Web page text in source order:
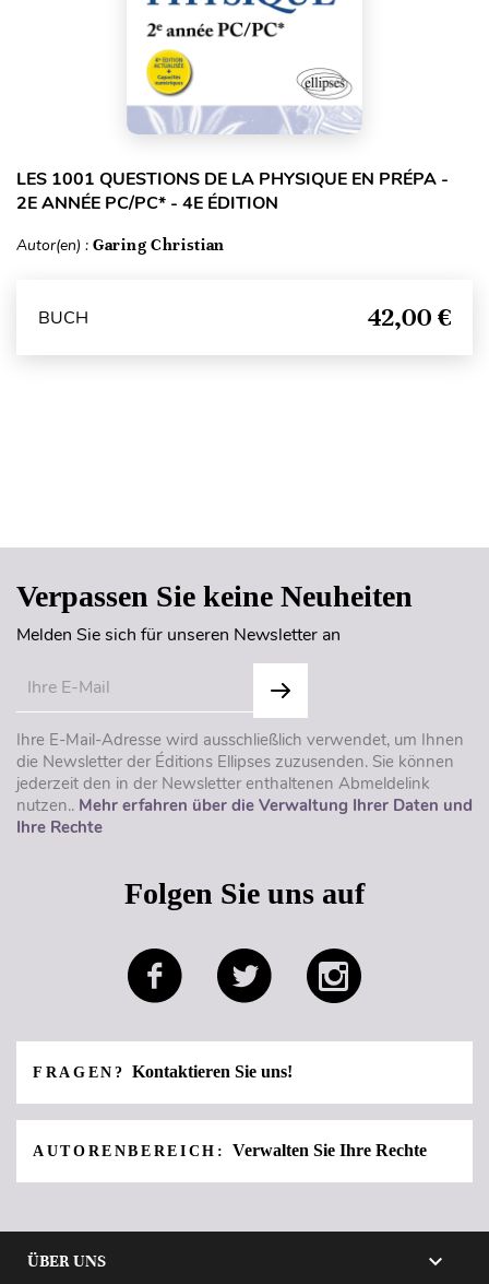
LES 1001 QUESTIONS DE LA PHYSIQUE EN PRÉPA -
2E ANNÉE PC/PC* - 4E ÉDITION
Autor(en) : Garing Christian
BUCH 42,00 €
Verpassen Sie keine Neuheiten
Melden Sie sich für unseren Newsletter an
Ihre E-Mail-Adresse wird ausschließlich verwendet, um Ihnen
die Newsletter der Éditions Ellipses zuzusenden. Sie können
jederzeit den in der Newsletter enthaltenen Abmeldelink
nutzen.. Mehr erfahren über die Verwaltung Ihrer Daten und
Ihre Rechte
Folgen Sie uns auf
FRAGEN?Kontaktieren Sie uns!
AUTORENBEREICH: Verwalten Sie Ihre Rechte
ÜBER UNS 